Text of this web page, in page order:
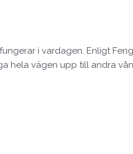
i vardagen. Enligt
hela vägen upp till andra